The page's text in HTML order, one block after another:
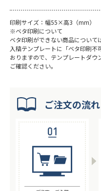
印刷サイズ：幅55×高3（mm）
※ベタ印刷について
ベタ印刷ができない商品について
入稿テンプレートに「ベタ印刷不
おりますので、テンプレートダウ
ご確認ください。
ご注文の流れ